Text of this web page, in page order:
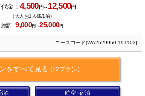
金： 4,500円～12,500円
（大人お1人様/1泊）
総額：9,000円～25,000円
コースコード[WA2529950-19T103]
をすべて見る (72プラン)
泊
航空+宿泊